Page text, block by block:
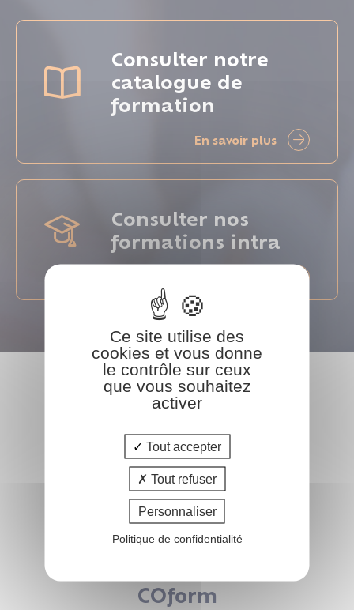
Consulter notre
catalogue de
formation
En savoir plus
Consulter nos
formations intra
COform
Ce site utilise des
cookies et vous donne
le contrôle sur ceux
que vous souhaitez
activer
Tout accepter
Tout refuser
Personnaliser
Politique de confidentialité